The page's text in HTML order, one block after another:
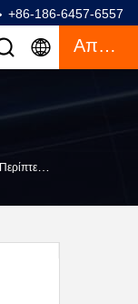
+86-186-6457-6557
Απόσπασμα
Περίπτερο Πληρωμή Μετρητοίς Συνήθειας, Ανέπαφος Αναγνώστης Καρτών Ολοκληρωμένου Κυκλώματος Περίπτερων Πληρωμής Αυτοεξυπηρετήσεων